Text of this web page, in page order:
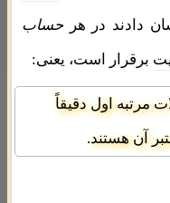
حساب
برقرار است، یعنی:
اول دقیقاً
آن هستند.